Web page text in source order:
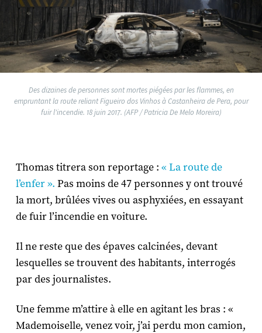
Des dizaines de personnes sont mortes piégées par les flammes, en
empruntant la route reliant Figueiro dos Vinhos à Castanheira de Pera, pour
fuir l'incendie. 18 juin 2017. (AFP / Patricia De Melo Moreira)
Thomas titrera son reportage : « La route de
l’enfer ». Pas moins de 47 personnes y ont trouvé
la mort, brûlées vives ou asphyxiées, en essayant
de fuir l’incendie en voiture.
Il ne reste que des épaves calcinées, devant
lesquelles se trouvent des habitants, interrogés
par des journalistes.
Une femme m’attire à elle en agitant les bras : «
Mademoiselle, venez voir, j’ai perdu mon camion,